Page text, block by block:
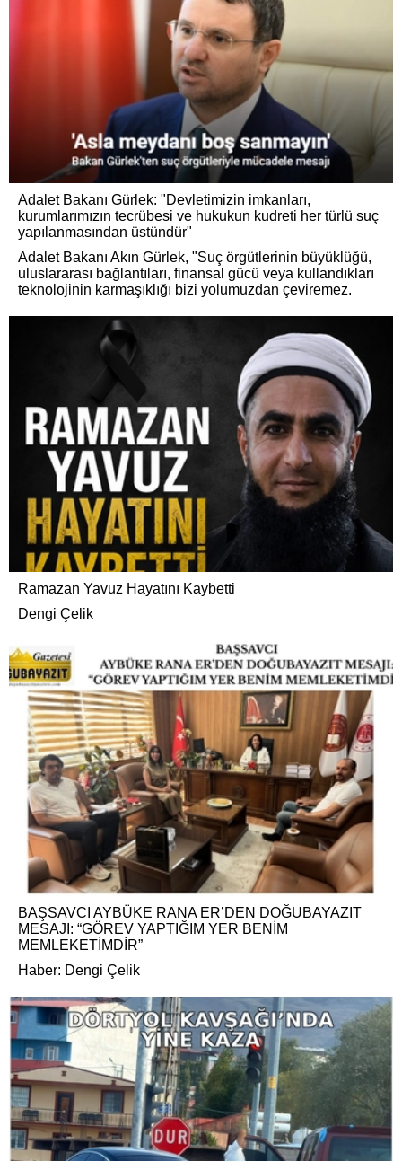
Adalet Bakanı Gürlek: "Devletimizin imkanları,
kurumlarımızın tecrübesi ve hukukun kudreti her türlü suç
yapılanmasından üstündür"
Adalet Bakanı Akın Gürlek, "Suç örgütlerinin büyüklüğü,
uluslararası bağlantıları, finansal gücü veya kullandıkları
teknolojinin karmaşıklığı bizi yolumuzdan çeviremez.
Ramazan Yavuz Hayatını Kaybetti
Dengi Çelik
BAŞSAVCI AYBÜKE RANA ER’DEN DOĞUBAYAZIT
MESAJI: “GÖREV YAPTIĞIM YER BENİM
MEMLEKETİMDİR”
Haber: Dengi Çelik